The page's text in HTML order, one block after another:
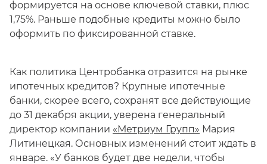
формируется на основе ключевой ставки, плюс
1,75%. Раньше подобные кредиты можно было
оформить по фиксированной ставке.
Как политика Центробанка отразится на рынке
ипотечных кредитов? Крупные ипотечные
банки, скорее всего, сохранят все действующие
до 31 декабря акции, уверена генеральный
директор компании «Метриум Групп» Мария
Литинецкая. Основных изменений стоит ждать в
январе. «У банков будет две недели, чтобы